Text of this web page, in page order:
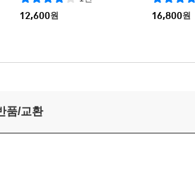
12,600원
16,800원
품/교환